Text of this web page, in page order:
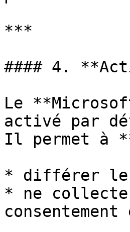
***
#### 4.
Le
activé par
Il permet à
* différer le
* ne